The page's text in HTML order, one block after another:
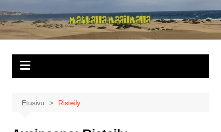
sisältöön
Matkalla
maailmalla
Etusivu Risteily